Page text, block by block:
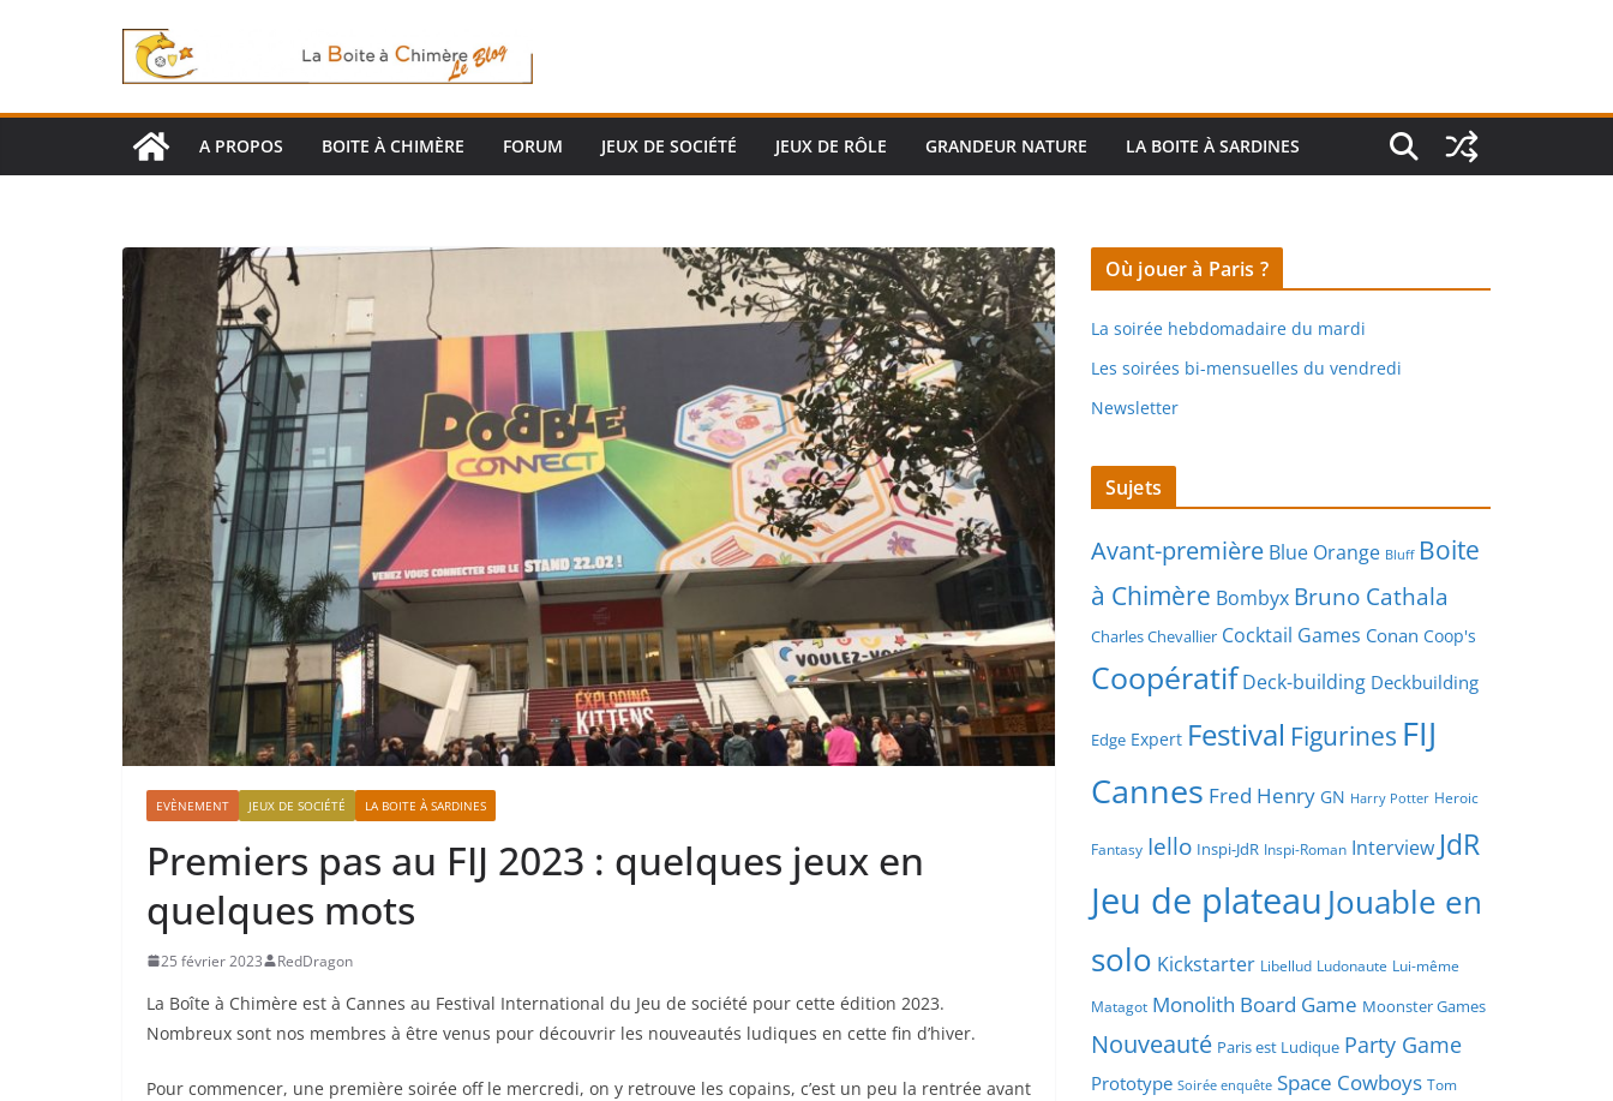
A PROPOS BOITE À CHIMÈRE FORUM JEUX DE SOCIÉTÉ JEUX DE RÔLE GRANDEUR NATURE LA BOITE À SARDINES
EVÈNEMENT JEUX DE SOCIÉTÉ LA BOITE À SARDINES
Premiers pas au FIJ 2023 : quelques jeux en
quelques mots
25 février 2023 RedDragon
La Boîte à Chimère est à Cannes au Festival International du Jeu de société pour cette édition 2023.
Nombreux sont nos membres à être venus pour découvrir les nouveautés ludiques en cette fin d’hiver.
Pour commencer, une première soirée off le mercredi, on y retrouve les copains, c’est un peu la rentrée avant
Où jouer à Paris ?
La soirée hebdomadaire du mardi
Les soirées bi-mensuelles du vendredi
Newsletter
Sujets
Avant-première Blue Orange Bluff Boite
à Chimère Bombyx Bruno Cathala
Charles Chevallier Cocktail Games Conan Coop's
Coopératif Deck-building Deckbuilding
Edge Expert Festival Figurines FIJ
Cannes Fred Henry GN Harry Potter Heroic
Fantasy Iello Inspi-JdR Inspi-Roman Interview JdR
Jeu de plateau Jouable en
solo Kickstarter Libellud Ludonaute Lui-même
Matagot Monolith Board Game Moonster Games
Nouveauté Paris est Ludique Party Game
Prototype Soirée enquête Space Cowboys Tom